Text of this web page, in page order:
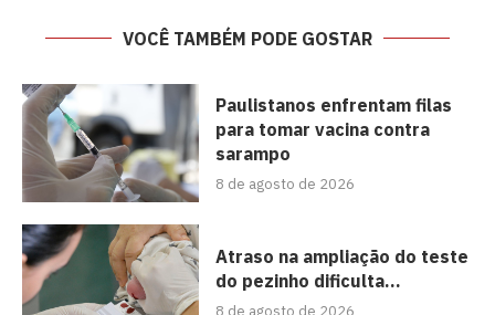
VOCÊ TAMBÉM PODE GOSTAR
Paulistanos enfrentam filas
para tomar vacina contra
sarampo
8 de agosto de 2026
Atraso na ampliação do teste
do pezinho dificulta...